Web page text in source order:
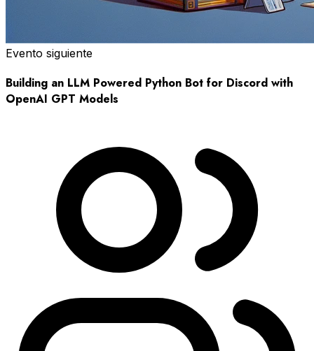
Evento siguiente
Building an LLM Powered Python Bot for Discord with
OpenAI GPT Models